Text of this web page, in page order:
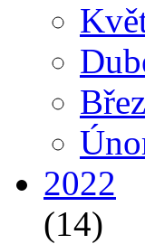
2022
(14)